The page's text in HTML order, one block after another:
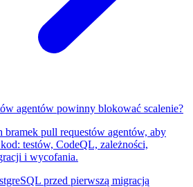
agentów powinny blokować scalenie?
pull requestów agentów, aby
testów, CodeQL, zależności,
i wycofania.
przed pierwszą migracją